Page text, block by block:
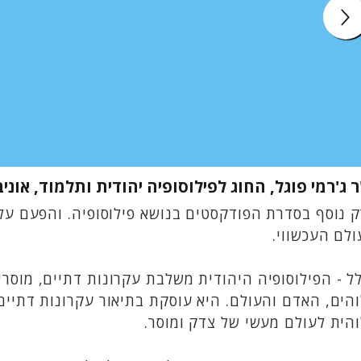
ג'רמי פוגל, החוג לפילוסופיה יהודית ותלמוד,
נוסף בסדרת הפודקסטים בנושא פילוסופיה. והפעם
העכשווי.
- הפילוסופיה היהודית משלבת עקרונות דתיים,
האדם והעולם. היא עוסקת בתיאור עקרונות
לעולם מעשי של צדק ומוסר.